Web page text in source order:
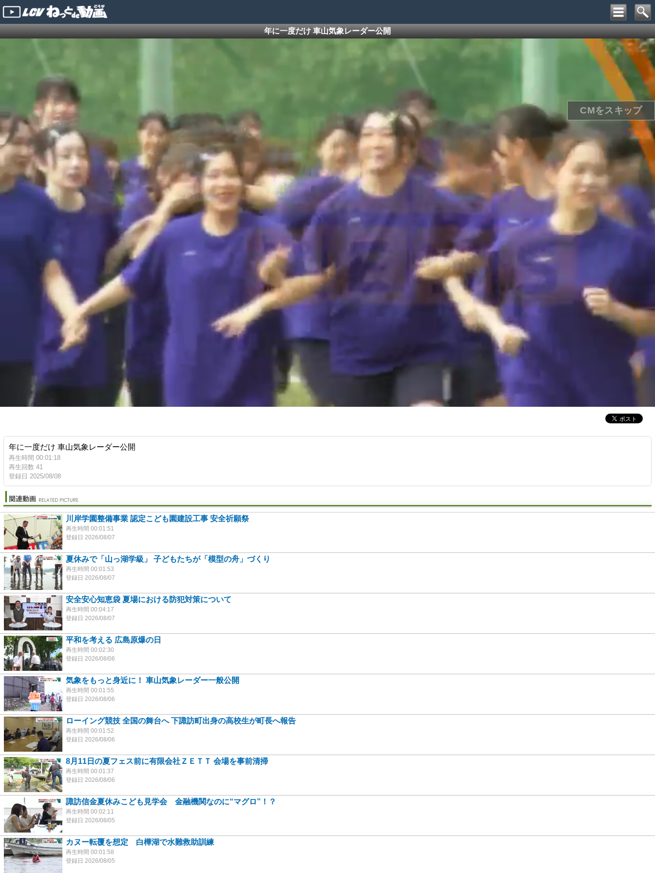
年に一度だけ 車山気象レーダー公開
年に一度だけ 車山気象レーダー公開
再生時間 00:01:18
再生回数 41
登録日 2025/08/08
川岸学園整備事業 認定こども園建設工事 安全祈願祭
再生時間 00:01:51
登録日 2026/08/07
夏休みで「山っ湖学級」 子どもたちが「模型の舟」づくり
再生時間 00:01:53
登録日 2026/08/07
安全安心知恵袋 夏場における防犯対策について
再生時間 00:04:17
登録日 2026/08/07
平和を考える 広島原爆の日
再生時間 00:02:30
登録日 2026/08/06
気象をもっと身近に！ 車山気象レーダー一般公開
再生時間 00:01:55
登録日 2026/08/06
ローイング競技 全国の舞台へ 下諏訪町出身の高校生が町長へ報告
再生時間 00:01:52
登録日 2026/08/06
8月11日の夏フェス前に有限会社ＺＥＴＴ 会場を事前清掃
再生時間 00:01:37
登録日 2026/08/06
諏訪信金夏休みこども見学会 金融機関なのに“マグロ”！？
再生時間 00:02:11
登録日 2026/08/05
カヌー転覆を想定 白樺湖で水難救助訓練
再生時間 00:01:58
登録日 2026/08/05